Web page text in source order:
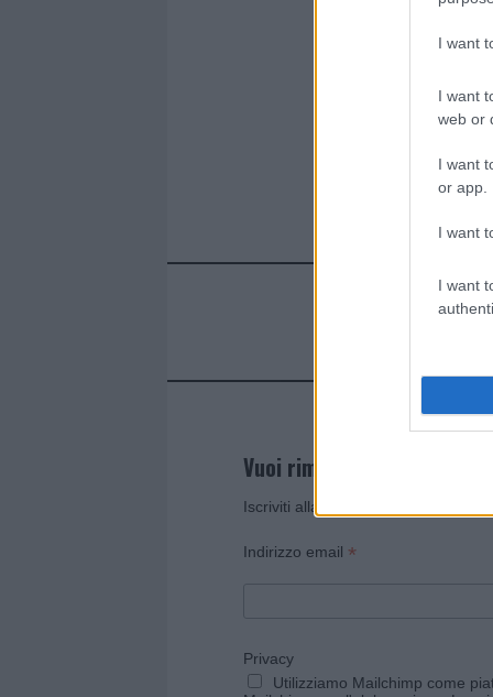
I want
I want
web or
I want
or app.
I want
I want
re
Vuoi rimanere sempre
Iscriviti alla newsletter di Gallura
Indirizzo email *
Privacy
Utilizziamo Mailchimp come